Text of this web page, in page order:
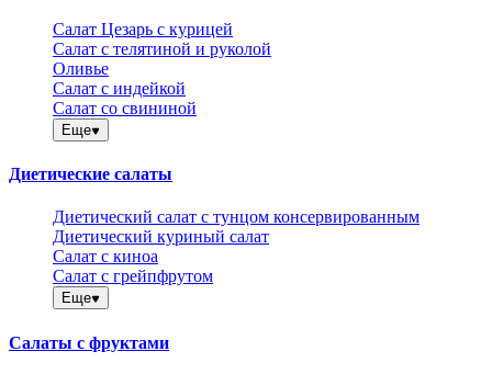
Салат Цезарь с курицей
Салат с телятиной и руколой
Оливье
Салат с индейкой
Салат со свининой
Еще
Диетические салаты
Диетический салат с тунцом консервированным
Диетический куриный салат
Салат с киноа
Салат с грейпфрутом
Еще
Салаты с фруктами